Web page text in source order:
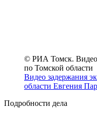
© РИА Томск. Видео
по Томской области
Видео задержания
области Евгения
Подробности дела